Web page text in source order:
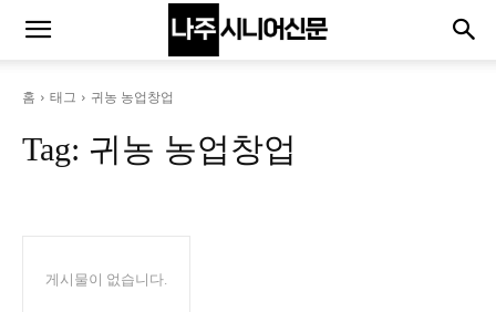
홈 태그 귀농 농업창업
Tag: 귀농 농업창업
게시물이 없습니다.